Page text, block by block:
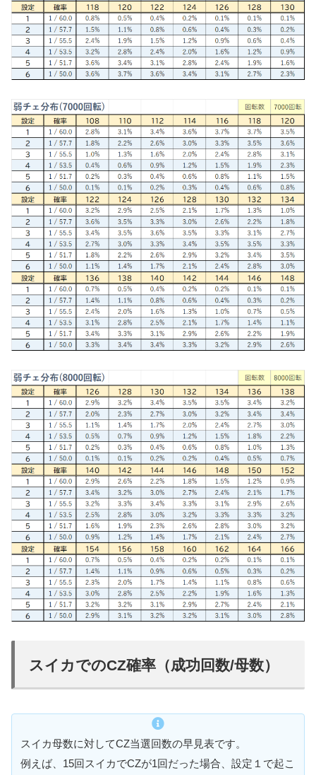
スイカでのCZ確率（成功回数/母数）
スイカ母数に対してCZ当選回数の早見表です。
例えば、15回スイカでCZが1回だった場合、設定１で起こ